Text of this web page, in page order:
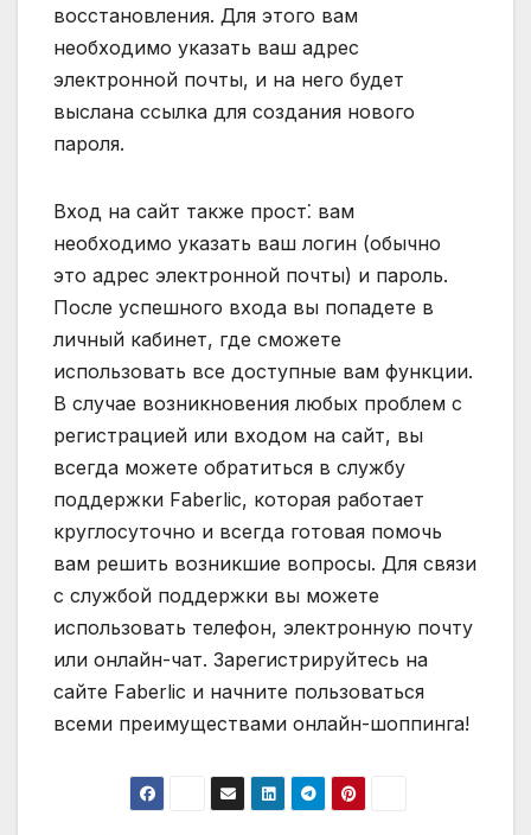
восстановления. Для этого вам
необходимо указать ваш адрес
электронной почты, и на него будет
выслана ссылка для создания нового
пароля.
Вход на сайт также прост⁚ вам
необходимо указать ваш логин (обычно
это адрес электронной почты) и пароль.
После успешного входа вы попадете в
личный кабинет, где сможете
использовать все доступные вам функции.
В случае возникновения любых проблем с
регистрацией или входом на сайт, вы
всегда можете обратиться в службу
поддержки Faberlic, которая работает
круглосуточно и всегда готовая помочь
вам решить возникшие вопросы. Для связи
с службой поддержки вы можете
использовать телефон, электронную почту
или онлайн-чат. Зарегистрируйтесь на
сайте Faberlic и начните пользоваться
всеми преимуществами онлайн-шоппинга!